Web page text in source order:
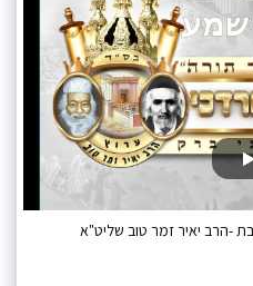
-הרב יאיר זמר טוב שליט"א